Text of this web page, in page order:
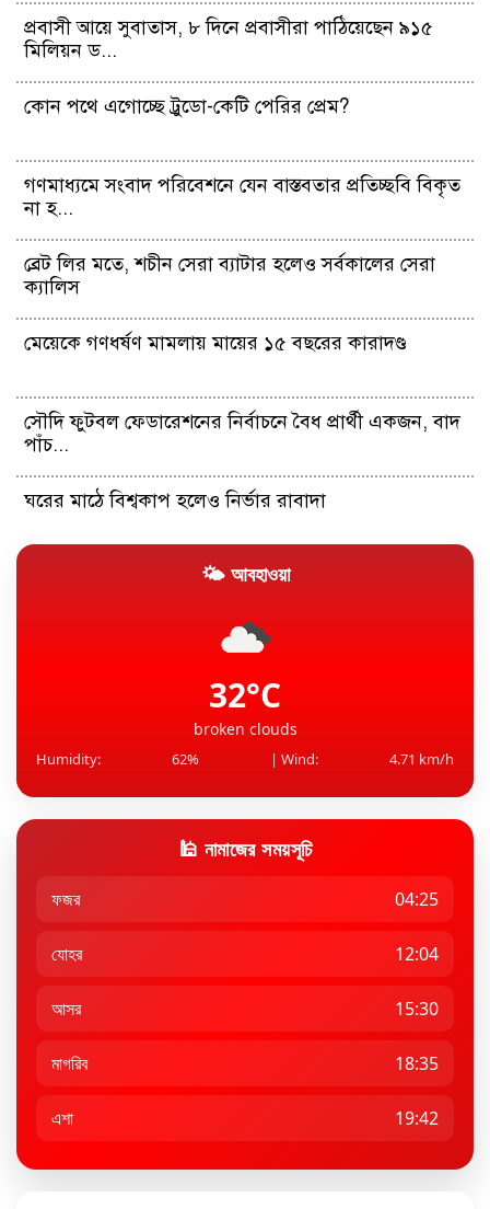
প্রবাসী আয়ে সুবাতাস, ৮ দিনে প্রবাসীরা পাঠিয়েছেন ৯১৫
মিলিয়ন ড...
কোন পথে এগোচ্ছে ট্রুডো-কেটি পেরির প্রেম?
গণমাধ্যমে সংবাদ পরিবেশনে যেন বাস্তবতার প্রতিচ্ছবি বিকৃত
না হ...
ব্রেট লির মতে, শচীন সেরা ব্যাটার হলেও সর্বকালের সেরা
ক্যালিস
মেয়েকে গণধর্ষণ মামলায় মায়ের ১৫ বছরের কারাদণ্ড
সৌদি ফুটবল ফেডারেশনের নির্বাচনে বৈধ প্রার্থী একজন, বাদ
পাঁচ...
ঘরের মাঠে বিশ্বকাপ হলেও নির্ভার রাবাদা
বামপন্থার অবসান, ফিরল ডানপন্থী শাসন: কেন দে লা
দেশ গঠনে আলেম-ওলামাদের সঙ্গে নিয়ে কাজ করতে চাই:
🌤 আবহাওয়া
32°C
broken clouds
Humidity: 62% | Wind: 4.71 km/h
🕌 নামাজের সময়সূচি
ফজর 04:25
যোহর 12:04
আসর 15:30
মাগরিব 18:35
এশা 19:42